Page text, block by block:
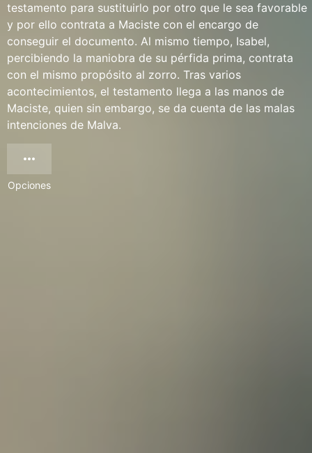
testamento para sustituirlo por otro que le sea favorable
y por ello contrata a Maciste con el encargo de
conseguir el documento. Al mismo tiempo, Isabel,
percibiendo la maniobra de su pérfida prima, contrata
con el mismo propósito al zorro. Tras varios
acontecimientos, el testamento llega a las manos de
Maciste, quien sin embargo, se da cuenta de las malas
intenciones de Malva.
Opciones